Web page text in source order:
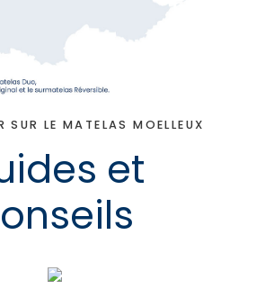
et
LE MATELAS MOELLEUX